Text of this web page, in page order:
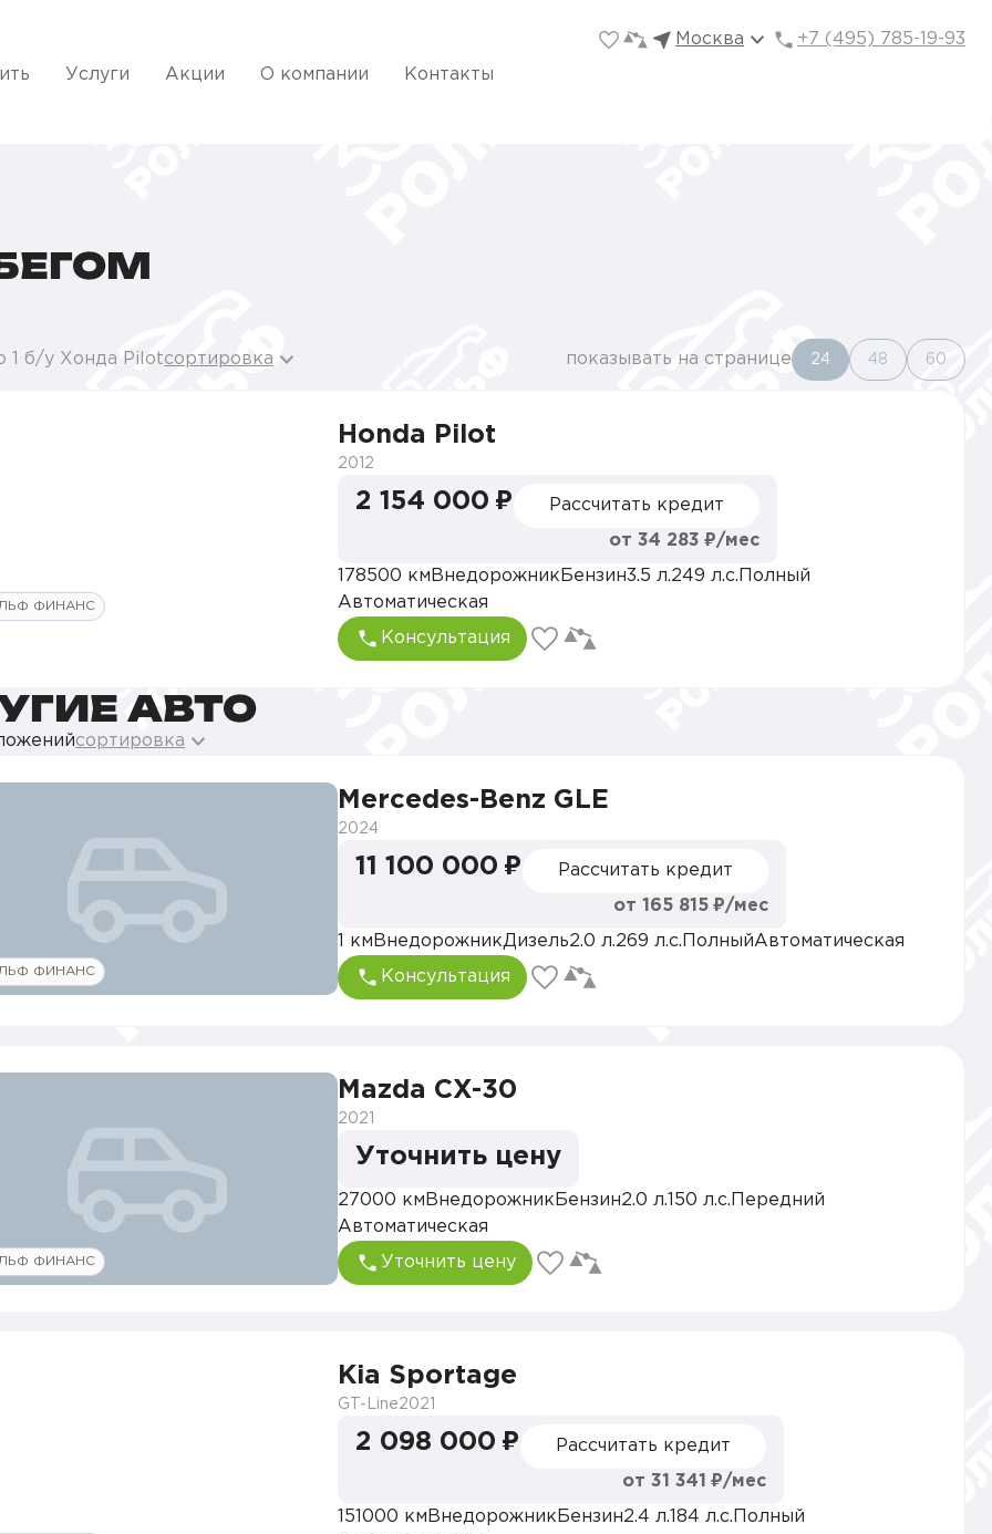
Москва +7 (495) 785-19-93
Услуги Акции О компании Контакты
1 б/у Хонда Pilotсортировка показывать на странице 24 48 60
ФИНАНС
Honda Pilot
2012
2 154 000 ₽ Рассчитать кредит
от 34 283 ₽/мес
178500 км Внедорожник Бензин3.5 л.249 л.с. Полный
Автоматическая
Консультация
АВТО
сортировка
ФИНАНС
Mercedes-Benz GLE
2024
11 100 000 ₽ Рассчитать кредит
от 165 815 ₽/мес
1 км ВнедорожникДизель2.0 л.269 л.с. ПолныйАвтоматическая
Консультация
ФИНАНС
Mazda CX-30
2021
Уточнить цену
27000 км Внедорожник Бензин2.0 л. 150 л.с. Передний
Автоматическая
Уточнить цену
Kia Sportage
GT-Line2021
2 098 000 ₽ Рассчитать кредит
от 31 341 ₽/мес
151000 км Внедорожник Бензин2.4 л. 184 л.с. Полный